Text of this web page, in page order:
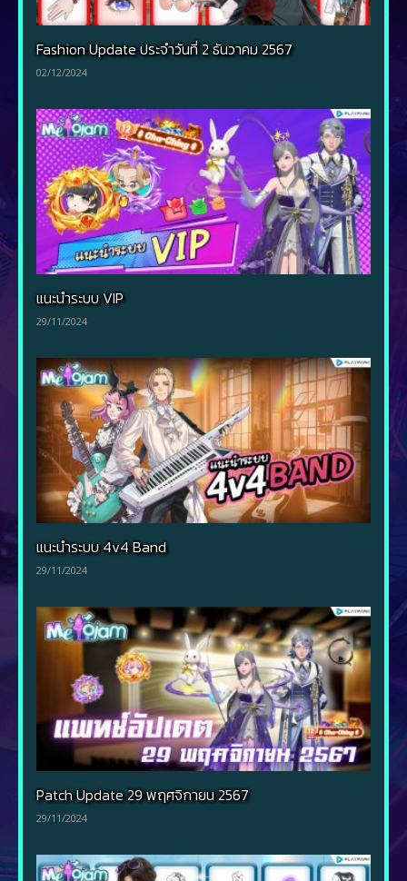
Fashion Update ประจำวันที่ 2 ธันวาคม 2567
02/12/2024
แนะนำระบบ VIP
29/11/2024
แนะนำระบบ 4v4 Band
29/11/2024
Patch Update 29 พฤศจิกายน 2567
29/11/2024